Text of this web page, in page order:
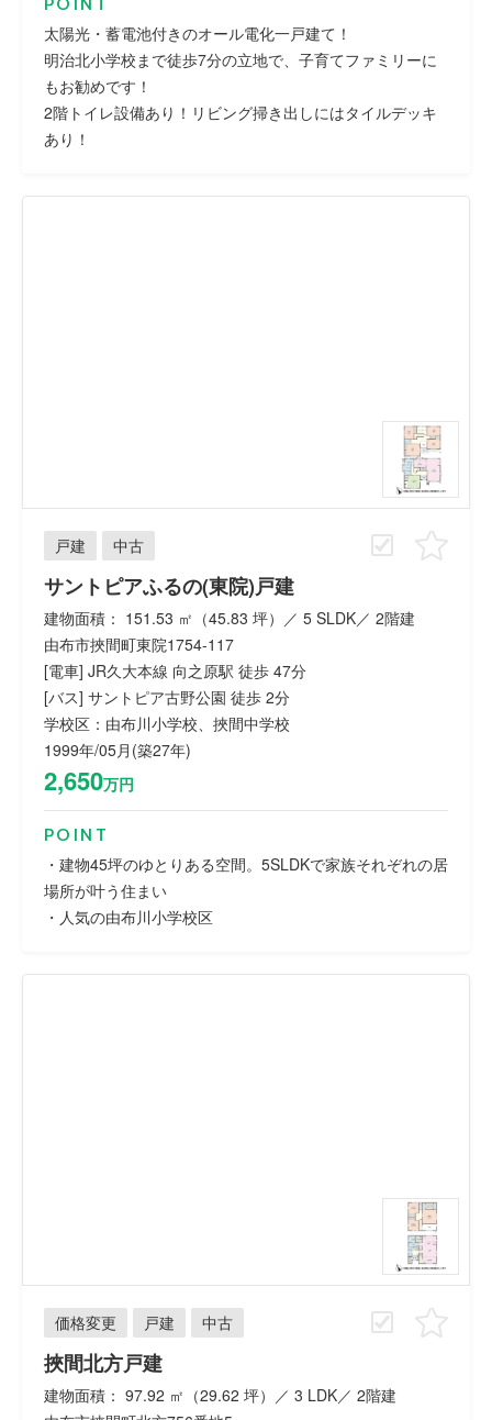
太陽光・蓄電池付きのオール電化一戸建て！
明治北小学校まで徒歩7分の立地で、子育てファミリーに
もお勧めです！
2階トイレ設備あり！リビング掃き出しにはタイルデッキ
あり！
戸建 中古
サントピアふるの(東院)戸建
建物面積： 151.53 ㎡（45.83 坪）／ 5 SLDK／ 2階建
由布市挾間町東院1754-117
[電車] JR久大本線 向之原駅 徒歩 47分
[バス] サントピア古野公園 徒歩 2分
学校区：由布川小学校、挾間中学校
1999年/05月(築27年)
2,650万円
POINT
・建物45坪のゆとりある空間。5SLDKで家族それぞれの居
場所が叶う住まい
・人気の由布川小学校区
価格変更 戸建 中古
挾間北方戸建
建物面積： 97.92 ㎡（29.62 坪）／ 3 LDK／ 2階建